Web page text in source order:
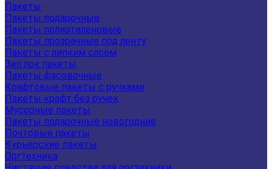
Пакеты
Пакеты подарочные
Пакеты полиэтиленовые
Пакеты прозрачные под ленту
Пакеты с липким слоем
Зип лок пакеты
Пакеты фасовочные
Крафтовые пакеты с ручками
Пакеты крафт без ручек
Мусорные пакеты
Пакеты подарочные новогодние
Почтовые пакеты
Курьерские пакеты
Оргтехника